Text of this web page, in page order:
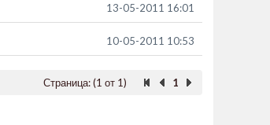
13-05-2011 16:01
10-05-2011 10:53
Страница: (1 от 1) 1